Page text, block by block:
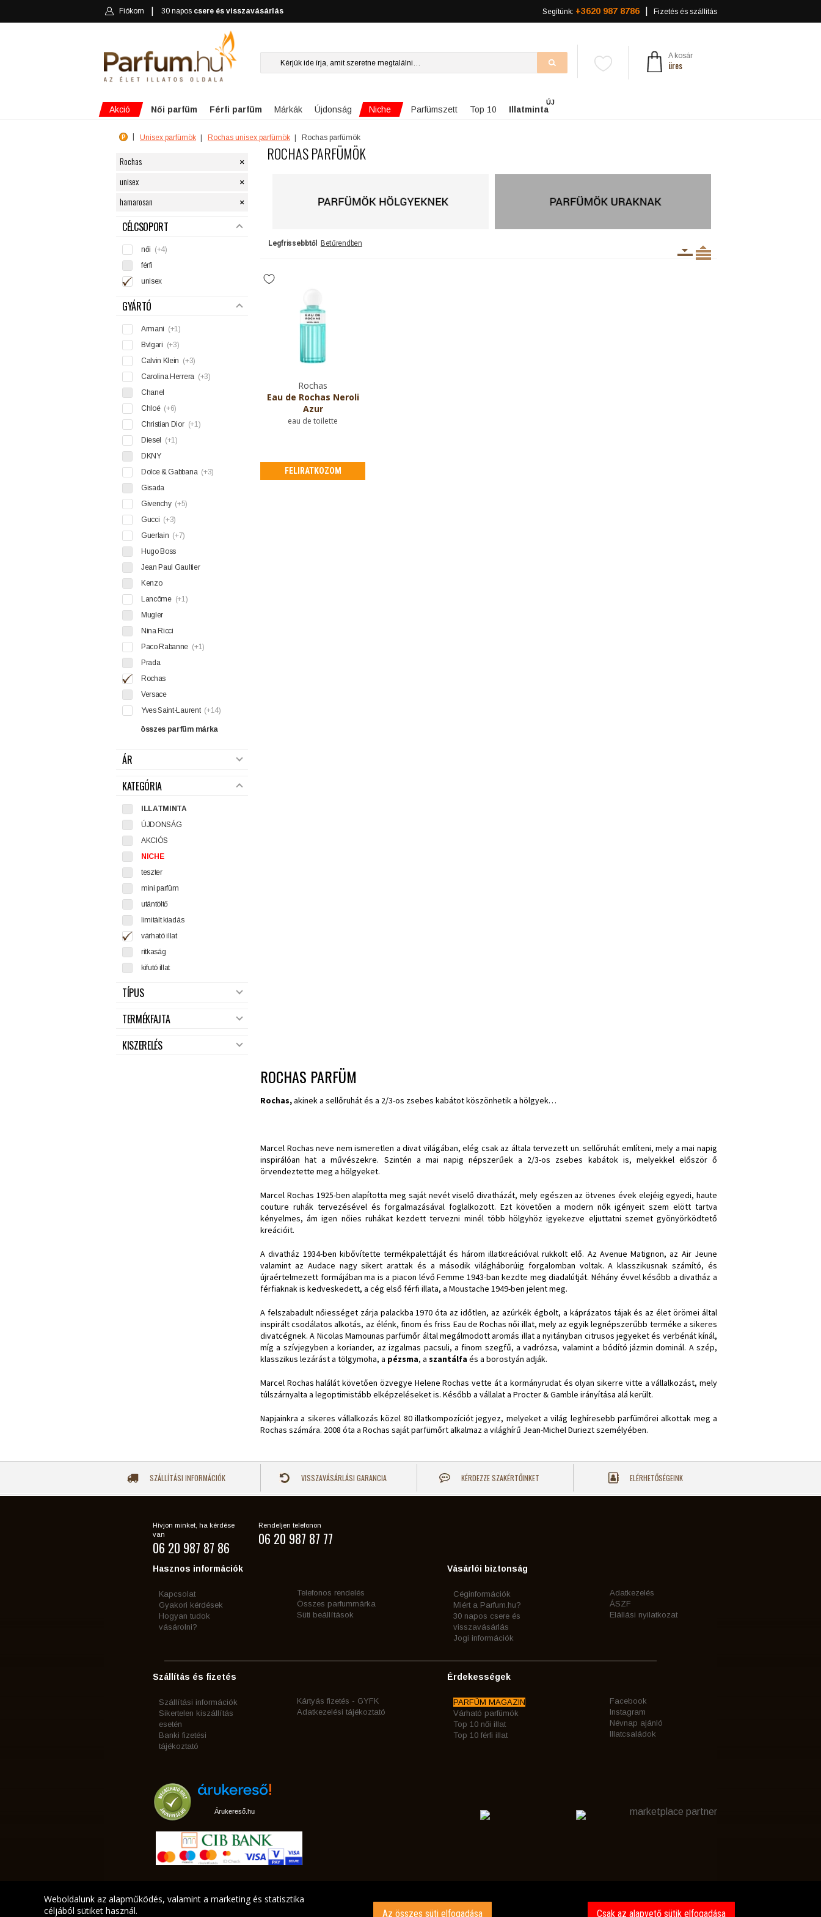
Fiókom 30 napos csere és visszavásárlás Segítünk: +3620 987 8786 Fizetés és szállítás
A kosár
üres
Akció Női parfüm Férfi parfüm Márkák Újdonság Niche Parfümszett Top 10 Illatminta
ÚJ
Unisex parfümök Rochas unisex parfümök Rochas parfümök
Rochas ×
unisex ×
hamarosan ×
SZŰRÉS
CÉLCSOPORT
női (+4)
férfi
unisex
GYÁRTÓ
Armani (+1)
Bvlgari (+3)
Calvin Klein (+3)
Carolina Herrera (+3)
Chanel
Chloé (+6)
Christian Dior (+1)
Diesel
(+1)
DKNY
Dolce & Gabbana (+3)
Gisada
Givenchy (+5)
Gucci (+3)
Guerlain (+7)
Hugo Boss
Jean Paul Gaultier
Kenzo
Lancôme (+1)
Mugler
Nina Ricci
Paco Rabanne (+1)
Prada
Rochas
Versace
Yves Saint-Laurent (+14)
összes parfüm márka
ÁR
KATEGÓRIA
ILLATMINTA
ÚJDONSÁG
AKCIÓS
NICHE
teszter
mini parfüm
utántöltő
limitált kiadás
várható illat
ritkaság
kifutó illat
TÍPUS
TERMÉKFAJTA
KISZERELÉS
ROCHAS PARFÜMÖK
Legfrissebbtől Betűrendben
Rochas
Eau de Rochas Neroli
Azur
eau de toilette
FELIRATKOZOM
ROCHAS PARFÜM
Rochas,akinek a sellőruhát és a 2/3-os zsebes kabátot köszönhetik a hölgyek…
Marcel Rochas neve nem ismeretlen a divat világában, elég csak az általa tervezett un. sellőruhát említeni, mely a mai napig
inspirálóan hat a művészekre. Szintén a mai napig népszerűek a 2/3-os zsebes kabátok is, melyekkel először ő
örvendeztette meg a hölgyeket.
Marcel Rochas 1925-ben alapította meg saját nevét viselő divatházát, mely egészen az ötvenes évek elejéig egyedi, haute
couture ruhák tervezésével és forgalmazásával foglalkozott. Ezt követően a modern nők igényeit szem elött tartva
kényelmes, ám igen nőies ruhákat kezdett tervezni minél több hölgyhöz igyekezve eljuttatni szemet gyönyörködtető
kreációit.
A divatház 1934-ben kibővítette termékpalettáját és három illatkreációval rukkolt elő. Az Avenue Matignon, az Air Jeune
valamint az Audace nagy sikert arattak és a második világháborúig forgalomban voltak. A klasszikusnak számító, és
újraértelmezett formájában ma is a piacon lévő Femme 1943-ban kezdte meg diadalútját. Néhány évvel később a divatház a
férfiaknak is kedveskedett, a cég első férfi illata, a Moustache 1949-ben jelent meg.
A felszabadult nőiességet zárja palackba 1970 óta az időtlen, az azúrkék égbolt, a káprázatos tájak és az élet örömei által
inspirált csodálatos alkotás, az élénk, finom és friss Eau de Rochas női illat, mely az egyik legnépszerűbb terméke a sikeres
divatcégnek. A Nicolas Mamounas parfümőr által megálmodott aromás illat a nyitányban citrusos jegyeket és verbénát kínál,
míg a szívjegyben a koriander, az izgalmas pacsuli, a finom szegfű, a vadrózsa, valamint a bódító jázmin dominál. A szép,
klasszikus lezárást a tölgymoha, a pézsma, a szantálfa és a borostyán adják.
Marcel Rochas halálát követően özvegye Helene Rochas vette át a kormányrudat és olyan sikerre vitte a vállalkozást, mely
túlszárnyalta a legoptimistább elképzeléseket is. Később a vállalat a Procter & Gamble irányítása alá került.
Napjainkra a sikeres vállalkozás közel 80 illatkompozíciót jegyez, melyeket a világ leghíresebb parfümőrei alkottak meg a
Rochas számára. 2008 óta a Rochas saját parfümőrt alkalmaz a világhírű Jean-Michel Duriezt személyében.
SZÁLLÍTÁSI INFORMÁCIÓK VISSZAVÁSÁRLÁSI GARANCIA KÉRDEZZE SZAKÉRTŐINKET ELÉRHETŐSÉGEINK
Hívjon minket, ha kérdése
van
06 20 987 87 86
Rendeljen telefonon
06 20 987 87 77
Hasznos információk
Kapcsolat
Gyakori kérdések
Hogyan tudok
vásárolni?
Telefonos rendelés
Összes parfummárka
Süti beállítások
Vásárlói biztonság
Céginformációk
Miért a Parfum.hu?
30 napos csere és
visszavásárlás
Jogi információk
Adatkezelés
ÁSZF
Elállási nyilatkozat
Szállítás és fizetés
Szállítási információk
Sikertelen kiszállítás
esetén
Banki fizetési
tájékoztató
Kártyás fizetés - GYFK
Adatkezelési tájékoztató
Érdekességek
PARFÜM MAGAZIN
Várható parfümök
Top 10 női illat
Top 10 férfi illat
Facebook
Instagram
Névnap ajánló
Illatcsaládok
Árukereső.hu marketplace partner
Weboldalunk az alapműködés, valamint a marketing és statisztika
céljából sütiket használ.
Az összes süti elfogadása Csak az alapvető sütik elfogadása